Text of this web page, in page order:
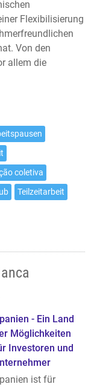
Flexibilisierung
Von den
allem die
coletiva
Teilzeitarbeit
- Ein Land
Möglichkeiten
Investoren und
ist für